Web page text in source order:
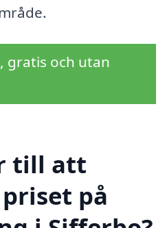
gratis och utan
till att
på